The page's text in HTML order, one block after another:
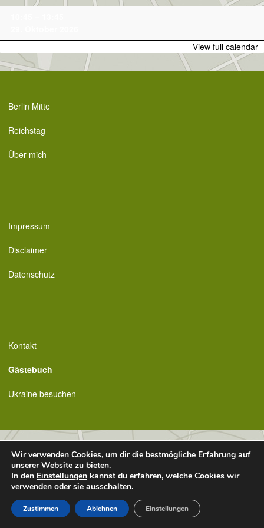
Skip
View full calendar
Berlin Mitte
Reichstag
Über mich
Impressum
Disclaimer
Datenschutz
Kontakt
Gästebuch
Ukraine besuchen
Wir verwenden Cookies, um dir die bestmögliche Erfahrung auf
unserer Website zu bieten.
In den Einstellungen kannst du erfahren, welche Cookies wir
verwenden oder sie ausschalten.
Zustimmen Ablehnen Einstellungen